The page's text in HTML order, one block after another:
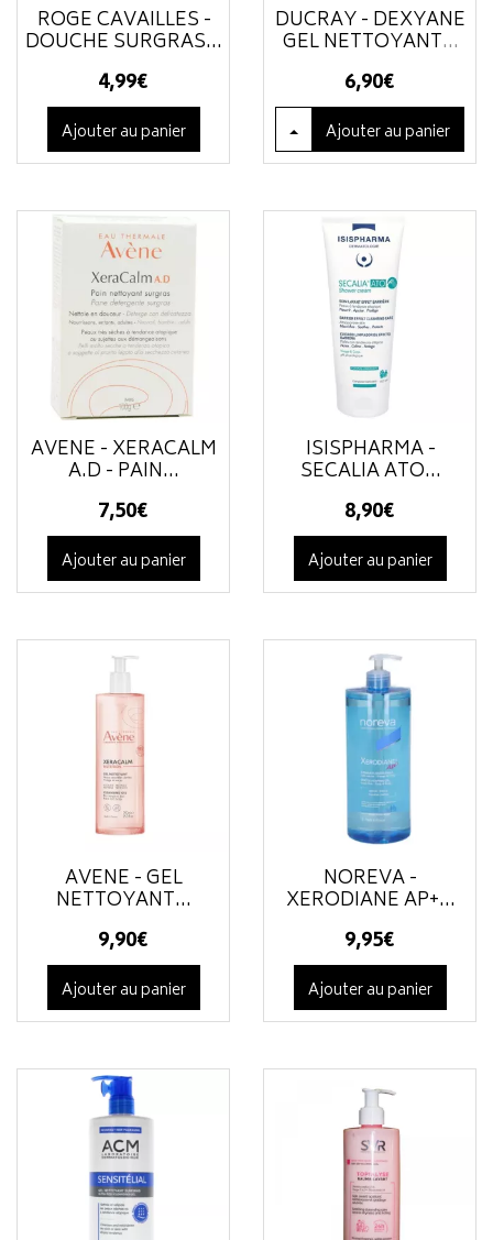
ROGÉ CAVAILLÈS -
DOUCHE SURGRAS...
4,99€
Ajouter au panier
DUCRAY - DEXYANE
GEL NETTOYANT...
6,90€
Ajouterau panier
AVÈNE - XERACALM
A.D - PAIN...
7,50€
Ajouter au panier
ISISPHARMA -
SECALIA ATO...
8,90€
Ajouter au panier
AVÈNE - GEL
NETTOYANT...
9,90€
Ajouter au panier
NOREVA -
XERODIANE AP+...
9,95€
Ajouter au panier